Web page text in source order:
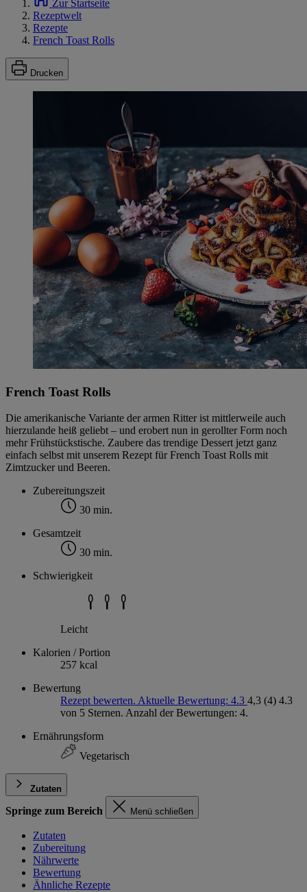
Zur Startseite
Rezeptwelt
Rezepte
French Toast Rolls
Drucken
French Toast Rolls
Die amerikanische Variante der armen Ritter ist mittlerweile auch
hierzulande heiß geliebt – und erobert nun in gerollter Form noch
mehr Frühstückstische. Zaubere das trendige Dessert jetzt ganz
einfach selbst mit unserem Rezept für French Toast Rolls mit
Zimtzucker und Beeren.
Zubereitungszeit
30 min.
Gesamtzeit
30 min.
Schwierigkeit
Leicht
Kalorien / Portion
257 kcal
Bewertung
Rezept bewerten. Aktuelle Bewertung: 4.3 4,3 (4) 4.3
von 5 Sternen. Anzahl der Bewertungen: 4.
Ernährungsform
Vegetarisch
Zutaten
Springe zum Bereich Menü schließen
Zutaten
Zubereitung
Nährwerte
Bewertung
Ähnliche Rezepte